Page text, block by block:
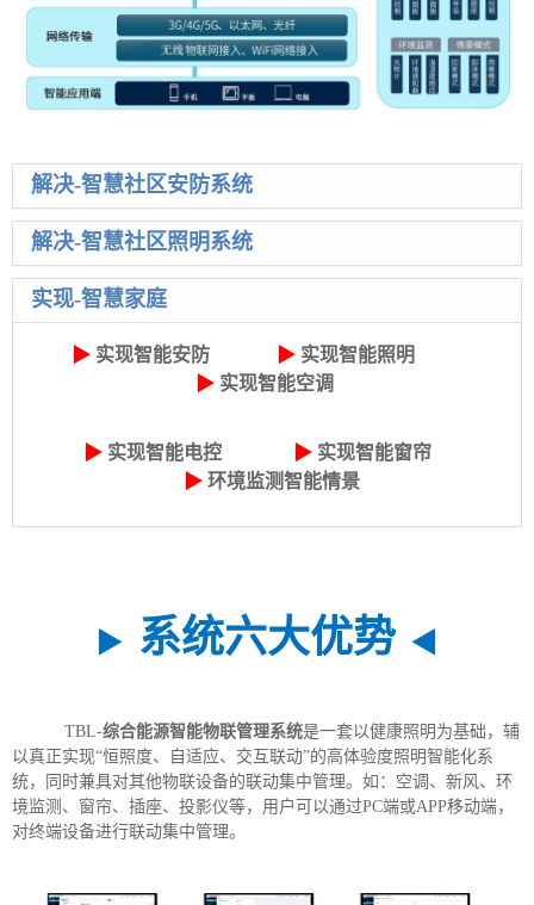
解决-智慧社区安防系统
解决-智慧社区照明系统
实现-智慧家庭
▶ 实现智能安防 ▶ 实现智能照明
▶ 实现智能空调
▶ 实现智能电控 ▶ 实现智能窗帘
▶ 环境监测智能情景
▶ 系统六大优势 ◀
TBL-综合能源智能物联管理系统是一套以健康照明为基础，辅
以真正实现“恒照度、自适应、交互联动”的高体验度照明智能化系
统，同时兼具对其他物联设备的联动集中管理。如：空调、新风、环
境监测、窗帘、插座、投影仪等，用户可以通过PC端或APP移动端，
对终端设备进行联动集中管理。